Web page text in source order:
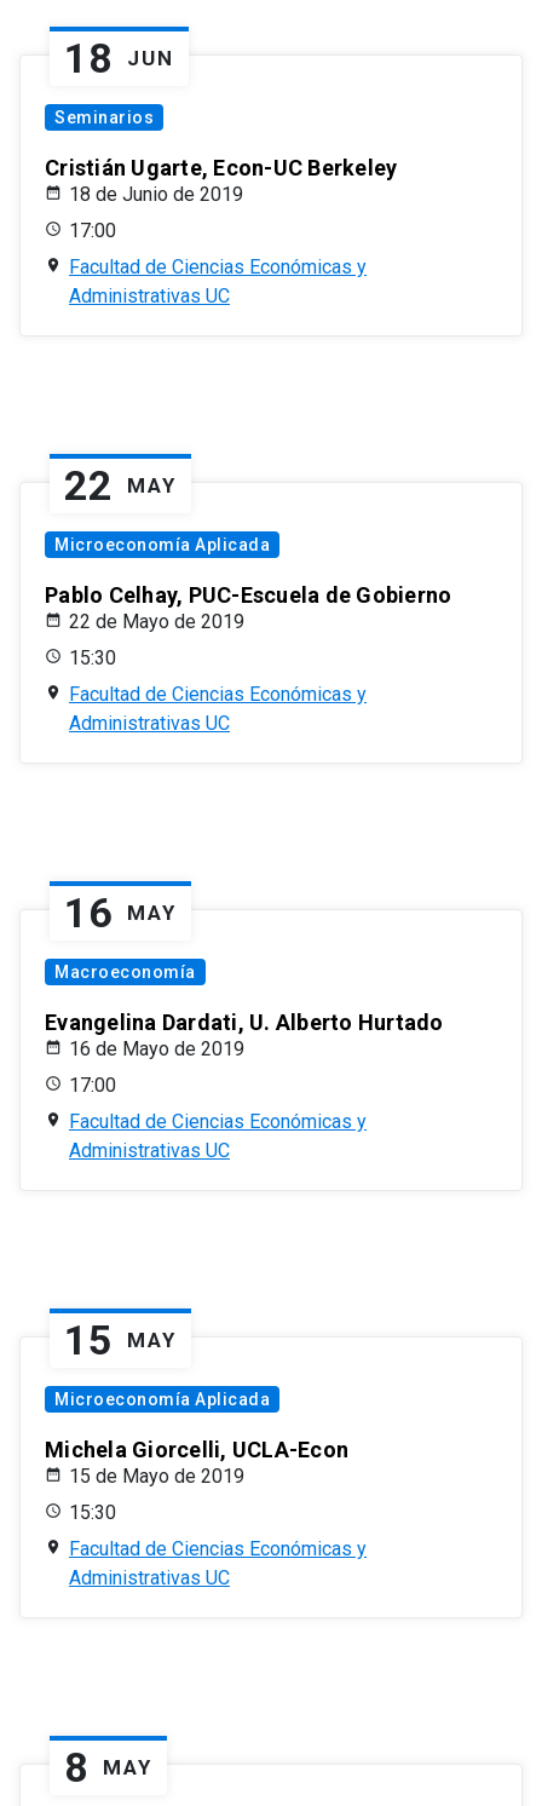
18 JUN
Seminarios
Cristián Ugarte, Econ-UC Berkeley
18 de Junio de 2019
17:00
Facultad de Ciencias Económicas y
Administrativas UC
22 MAY
Microeconomía Aplicada
Pablo Celhay, PUC-Escuela de Gobierno
22 de Mayo de 2019
15:30
Facultad de Ciencias Económicas y
Administrativas UC
16 MAY
Macroeconomía
Evangelina Dardati, U. Alberto Hurtado
16 de Mayo de 2019
17:00
Facultad de Ciencias Económicas y
Administrativas UC
15 MAY
Microeconomía Aplicada
Michela Giorcelli, UCLA-Econ
15 de Mayo de 2019
15:30
Facultad de Ciencias Económicas y
Administrativas UC
8 MAY